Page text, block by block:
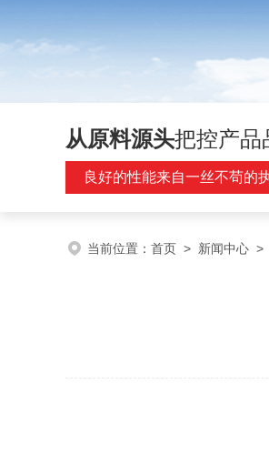
从原料源头把控产品
良好的性能来自一丝不苟的
当前位置： 首页 > 新闻中心 >